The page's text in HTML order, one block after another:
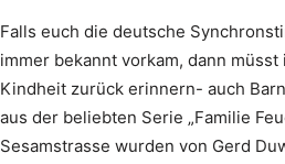
Falls euch die deutsche
immer bekannt vorkam, dann
Kindheit zurück erinnern- auch
aus der beliebten Serie „Familie
Sesamstrasse wurden von Gerd